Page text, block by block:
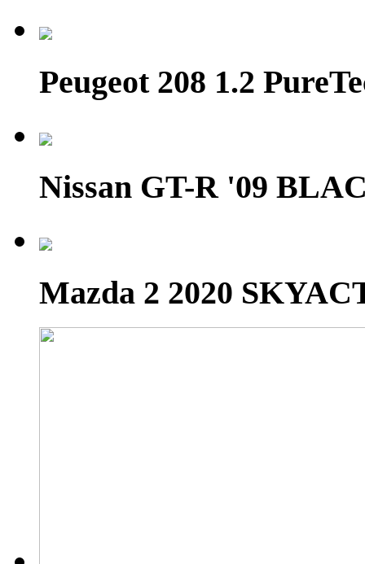
Peugeot 208 1.2
Nissan GT-R '09
Mazda 2 2020